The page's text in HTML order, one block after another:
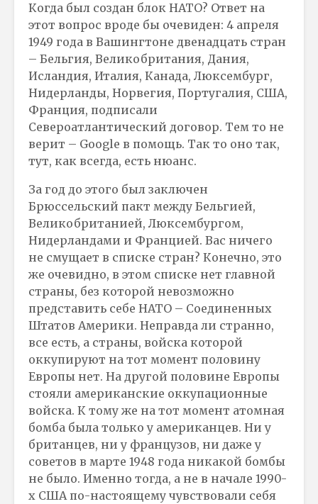
Когда был создан блок НАТО? Ответ на
этот вопрос вроде бы очевиден: 4 апреля
1949 года в Вашингтоне двенадцать стран
– Бельгия, Великобритания, Дания,
Исландия, Италия, Канада, Люксембург,
Нидерланды, Норвегия, Португалия, США,
Франция, подписали
Североатлантический договор. Тем то не
верит – Google в помощь. Так то оно так,
тут, как всегда, есть нюанс.
За год до этого был заключен
Брюссельский пакт между Бельгией,
Великобританией, Люксембургом,
Нидерландами и Францией. Вас ничего
не смущает в списке стран? Конечно, это
же очевидно, в этом списке нет главной
страны, без которой невозможно
представить себе НАТО – Соединенных
Штатов Америки. Неправда ли странно,
все есть, а страны, войска которой
оккупируют на тот момент половину
Европы нет. На другой половине Европы
стояли американские оккупационные
войска. К тому же на тот момент атомная
бомба была только у американцев. Ни у
британцев, ни у французов, ни даже у
советов в марте 1948 года никакой бомбы
не было. Именно тогда, а не в начале 1990-
х США по-настоящему чувствовали себя